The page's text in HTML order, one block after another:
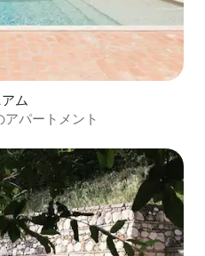
ム
パートメント